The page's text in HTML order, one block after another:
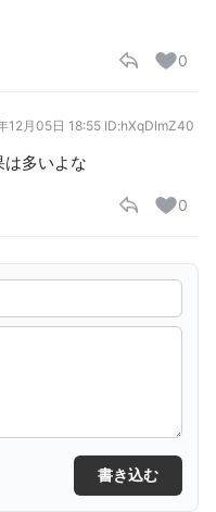
0
12月05日 18:55 ID:hXqDImZ40
多いよな
0
書き込む